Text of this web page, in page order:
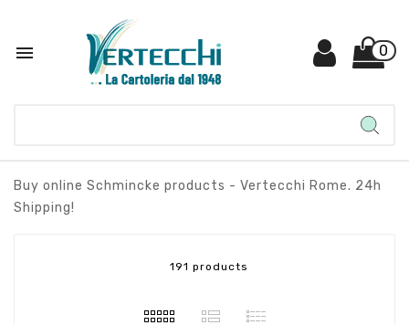
 0
Buy online Schmincke products - Vertecchi Rome. 24h
Shipping!
191 products